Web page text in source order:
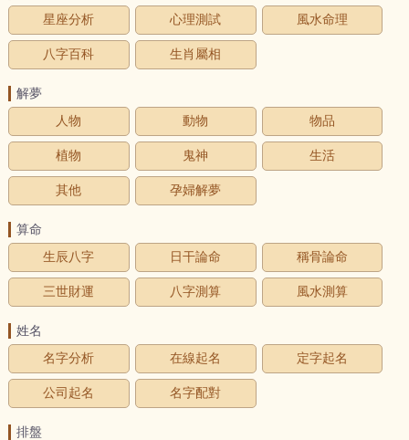
星座分析
心理測試 風水命理
八字百科 生肖屬相
解夢
人物
動物 物品
植物 鬼神 生活
其他 孕婦解夢
算命
生辰八字
日干論命 稱骨論命
三世財運 八字測算 風水測算
姓名
名字分析
在線起名 定字起名
公司起名 名字配對
排盤